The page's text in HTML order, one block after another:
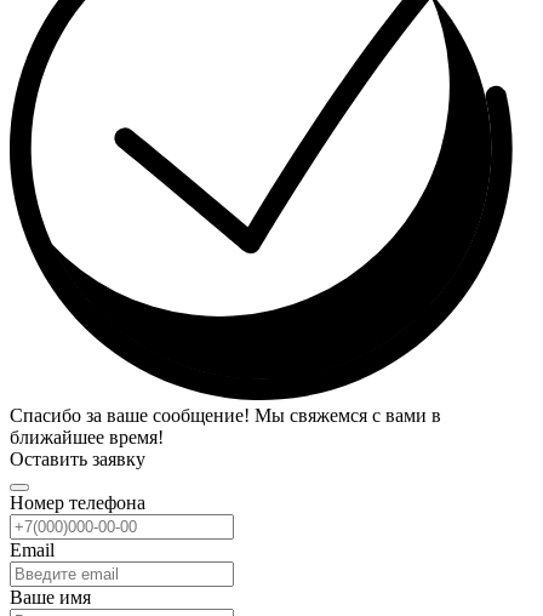
Спасибо за ваше сообщение! Мы свяжемся с вами в
ближайшее время!
Оставить заявку
Номер телефона
Email
Ваше имя